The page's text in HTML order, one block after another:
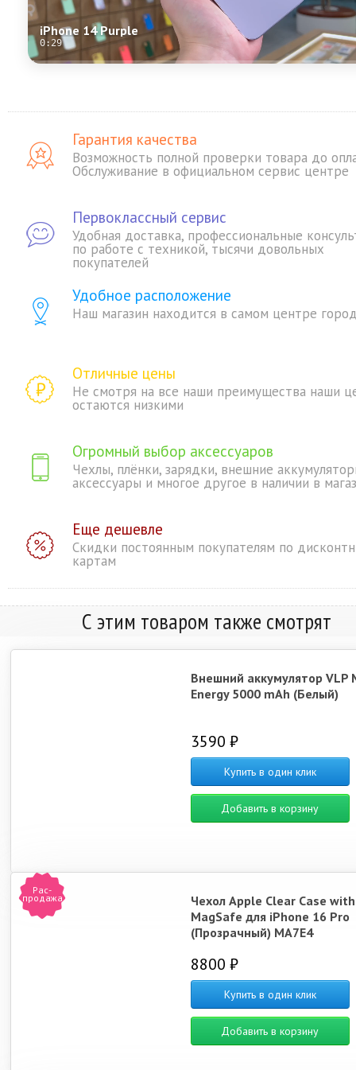
iPhone 14 Purple
0:29
Гарантия качества
Возможность полной проверки товара до
Обслуживание в официальном сервис центре
Первоклассный сервис
Удобная доставка, профессиональные
по работе с техникой, тысячи довольных
покупателей
Удобное расположение
Наш магазин находится в самом центре
Отличные цены
Не смотря на все наши преимущества наши
остаются низкими
Огромный выбор аксессуаров
Чехлы, плёнки, зарядки, внешние
аксессуары и многое другое в наличии в
Еще дешевле
Скидки постоянным покупателям по
картам
С этим товаром также смотрят
Внешний аккумулятор VLP
Energy 5000 mAh (Белый)
3590 ₽
Купить в один клик
Добавить в корзину
Рас-
продажа
Чехол Apple Clear Case with
MagSafe для iPhone 16 Pro
(Прозрачный) MA7E4
8800 ₽
Купить в один клик
Добавить в корзину